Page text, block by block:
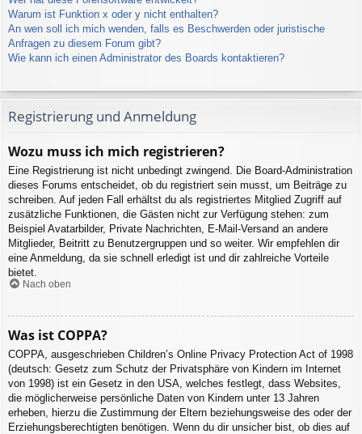
Warum ist Funktion x oder y nicht enthalten?
An wen soll ich mich wenden, falls es Beschwerden oder juristische
Anfragen zu diesem Forum gibt?
Wie kann ich einen Administrator des Boards kontaktieren?
Registrierung und Anmeldung
Wozu muss ich mich registrieren?
Eine Registrierung ist nicht unbedingt zwingend. Die Board-Administration
dieses Forums entscheidet, ob du registriert sein musst, um Beiträge zu
schreiben. Auf jeden Fall erhältst du als registriertes Mitglied Zugriff auf
zusätzliche Funktionen, die Gästen nicht zur Verfügung stehen: zum
Beispiel Avatarbilder, Private Nachrichten, E-Mail-Versand an andere
Mitglieder, Beitritt zu Benutzergruppen und so weiter. Wir empfehlen dir
eine Anmeldung, da sie schnell erledigt ist und dir zahlreiche Vorteile
bietet.
Nach oben
Was ist COPPA?
COPPA, ausgeschrieben Children’s Online Privacy Protection Act of 1998
(deutsch: Gesetz zum Schutz der Privatsphäre von Kindern im Internet
von 1998) ist ein Gesetz in den USA, welches festlegt, dass Websites,
die möglicherweise persönliche Daten von Kindern unter 13 Jahren
erheben, hierzu die Zustimmung der Eltern beziehungsweise des oder der
Erziehungsberechtigten benötigen. Wenn du dir unsicher bist, ob dies auf